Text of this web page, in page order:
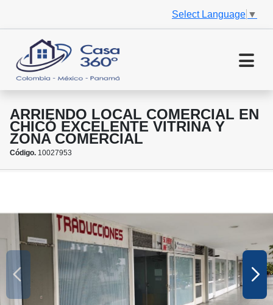
Select Language ▼
ARRIENDO LOCAL COMERCIAL EN
CHICÓ EXCELENTE VITRINA Y
ZONA COMERCIAL
Código. 10027953